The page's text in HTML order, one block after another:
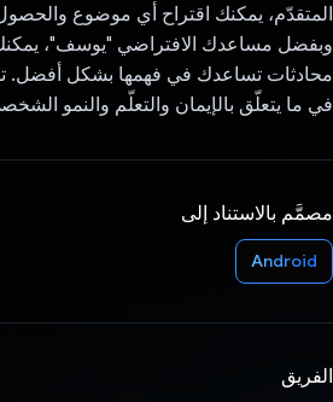
المتقدّم، يمكنك اقتراح أي موضوع
وبفضل مساعدك الافتراضي "يوسف"،
في ما يتعلّق بالإيمان والتعلّم والنمو
مصمَّم بالاستناد إلى
Android
الفريق